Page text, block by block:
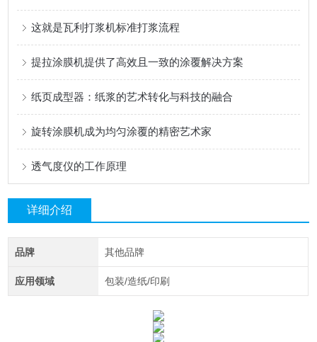
这就是瓦利打浆机标准打浆流程
提拉涂膜机提供了高效且一致的涂覆解决方案
纸页成型器：纸浆的艺术转化与科技的融合
旋转涂膜机成为均匀涂覆的精密艺术家
透气度仪的工作原理
详细介绍
品牌 其他品牌
应用领域 包装/造纸/印刷